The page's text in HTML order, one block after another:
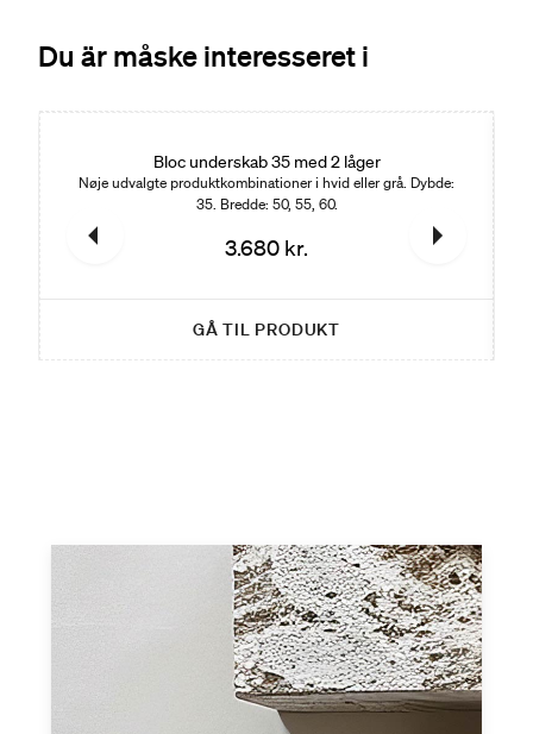
Du är måske interesseret i
Bloc underskab 35 med 2 låger
Nøje udvalgte produktkombinationer i hvid eller grå. Dybde:
35. Bredde: 50, 55, 60.
3.680 kr.
GÅ TIL PRODUKT